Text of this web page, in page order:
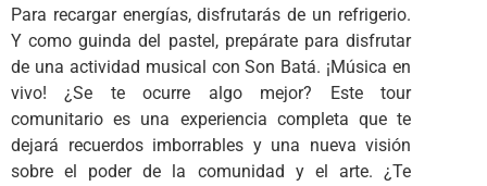
Para recargar energías, disfrutarás de un refrigerio.
Y como guinda del pastel, prepárate para disfrutar
de una actividad musical con Son Batá. ¡Música en
vivo! ¿Se te ocurre algo mejor? Este tour
comunitario es una experiencia completa que te
dejará recuerdos imborrables y una nueva visión
sobre el poder de la comunidad y el arte. ¿Te